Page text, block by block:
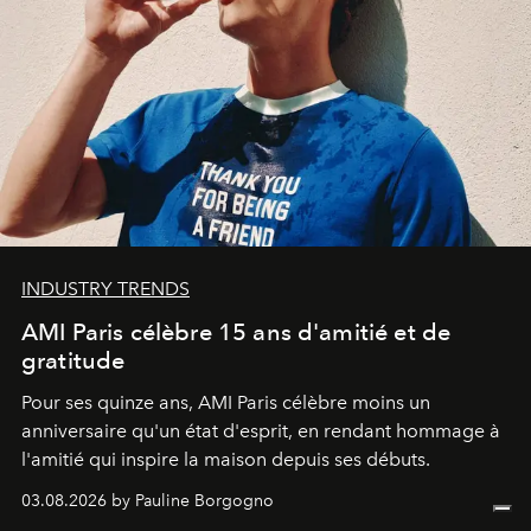
INDUSTRY TRENDS
AMI Paris célèbre 15 ans d'amitié et de
gratitude
Pour ses quinze ans, AMI Paris célèbre moins un
anniversaire qu'un état d'esprit, en rendant hommage à
l'amitié qui inspire la maison depuis ses débuts.
03.08.2026 by Pauline Borgogno